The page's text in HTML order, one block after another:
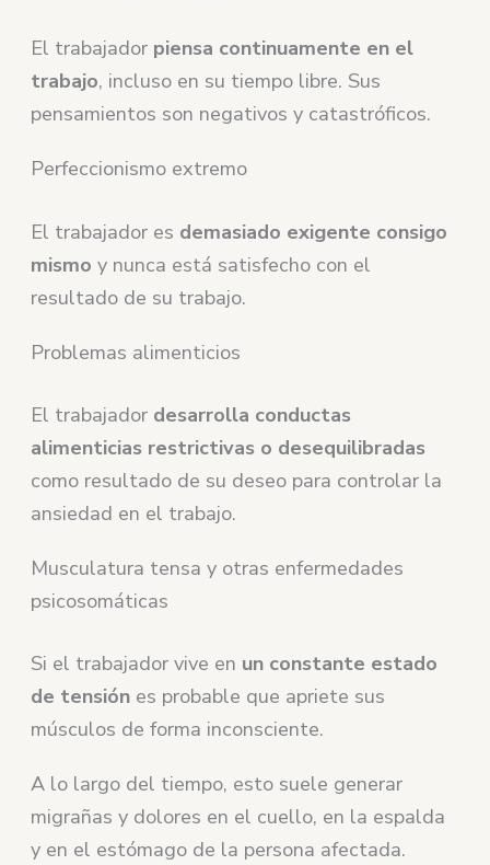
El trabajador piensa continuamente en el
trabajo, incluso en su tiempo libre. Sus
pensamientos son negativos y catastróficos.
Perfeccionismo extremo
El trabajador es demasiado exigente consigo
mismo y nunca está satisfecho con el
resultado de su trabajo.
Problemas alimenticios
El trabajador desarrolla conductas
alimenticias restrictivas o desequilibradas
como resultado de su deseo para controlar la
ansiedad en el trabajo.
Musculatura tensa y otras enfermedades
psicosomáticas
Si el trabajador vive en un constante estado
de tensión es probable que apriete sus
músculos de forma inconsciente.
A lo largo del tiempo, esto suele generar
migrañas y dolores en el cuello, en la espalda
y en el estómago de la persona afectada.